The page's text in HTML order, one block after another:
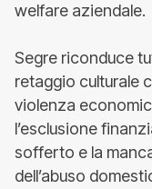
welfare aziendale.
Segre riconduce
retaggio culturale
violenza
l’esclusione
sofferto e la
dell’abuso